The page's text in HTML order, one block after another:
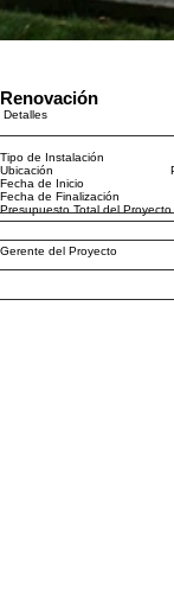
Renovación
Detalles
Tipo de
Ubicación Parque
Fecha de Inicio
Fecha de Finalización
Presupuesto Total del
Gerente del Proyecto